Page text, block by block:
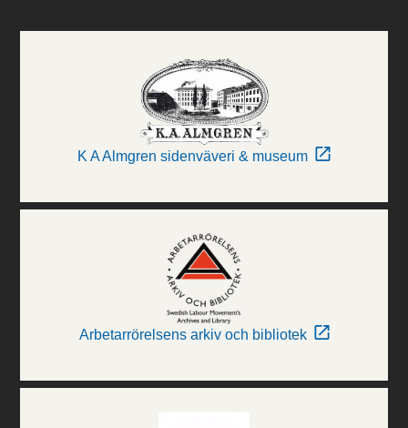
K A Almgren sidenväveri & museum
Arbetarrörelsens arkiv och bibliotek